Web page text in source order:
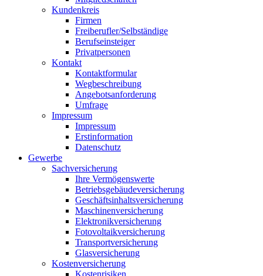
Kundenkreis
Firmen
Freiberufler/Selbständige
Berufseinsteiger
Privatpersonen
Kontakt
Kontaktformular
Wegbeschreibung
Angebotsanforderung
Umfrage
Impressum
Impressum
Erstinformation
Datenschutz
Gewerbe
Sachversicherung
Ihre Vermögenswerte
Betriebsgebäudeversicherung
Geschäftsinhaltsversicherung
Maschinenversicherung
Elektronikversicherung
Fotovoltaikversicherung
Transportversicherung
Glasversicherung
Kostenversicherung
Kostenrisiken